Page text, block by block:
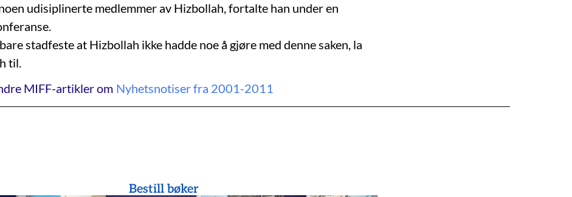
udisiplinerte medlemmer av Hizbollah, fortalte han under en
stadfeste at Hizbollah ikke hadde noe å gjøre med denne saken, la
til.
MIFF-artikler om Nyhetsnotiser fra 2001-2011
Bestill bøker